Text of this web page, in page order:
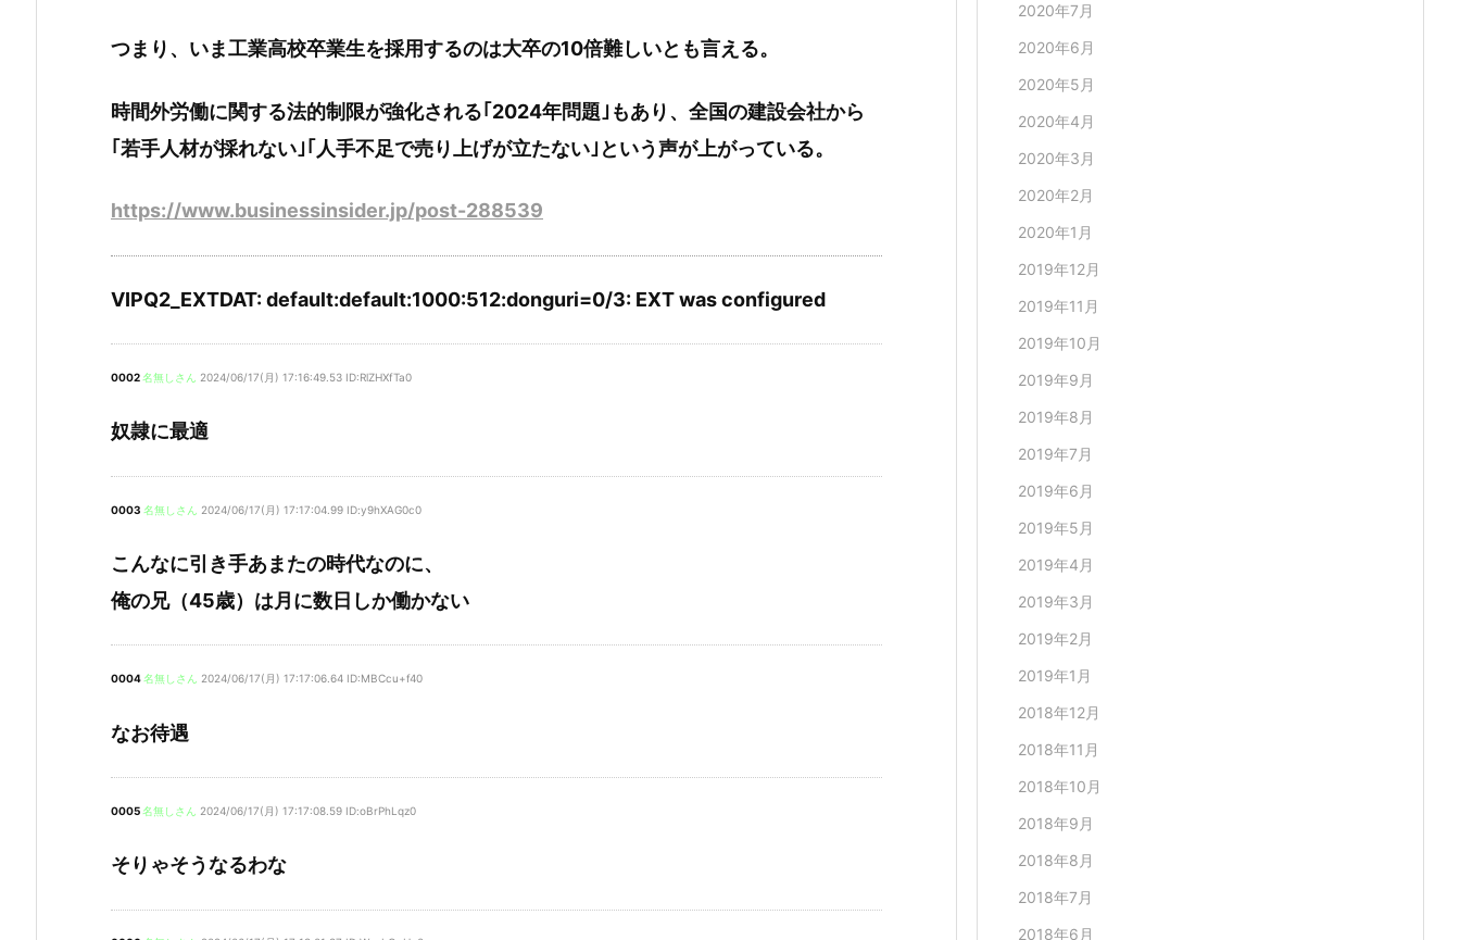
つまり、いま工業高校卒業生を採用するのは大卒の10倍難しいとも言える。
時間外労働に関する法的制限が強化される｢2024年問題｣もあり、全国の建設会社から
｢若手人材が採れない｣｢人手不足で売り上げが立たない｣という声が上がっている。
https://www.businessinsider.jp/post-288539
VIPQ2_EXTDAT: default:default:1000:512:donguri=0/3: EXT was configured
0002名無しさん 2024/06/17(月) 17:16:49.53 ID:RlZHXfTa0
奴隷に最適
0003 名無しさん 2024/06/17(月) 17:17:04.99 ID:y9hXAG0c0
こんなに引き手あまたの時代なのに、
俺の兄（45歳）は月に数日しか働かない
0004名無しさん 2024/06/17(月) 17:17:06.64 ID:MBCcu+f40
なお待遇
0005名無しさん 2024/06/17(月) 17:17:08.59 ID:oBrPhLqz0
そりゃそうなるわな
2020年7月
2020年6月
2020年5月
2020年4月
2020年3月
2020年2月
2020年1月
2019年12月
2019年11月
2019年10月
2019年9月
2019年8月
2019年7月
2019年6月
2019年5月
2019年4月
2019年3月
2019年2月
2019年1月
2018年12月
2018年11月
2018年10月
2018年9月
2018年8月
2018年7月
2018年6月